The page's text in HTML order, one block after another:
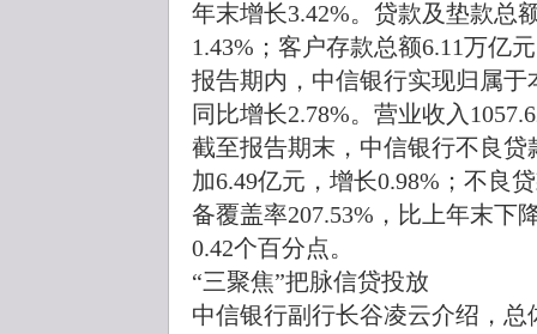
年末增长3.42%。贷款及垫款总
1.43%；客户存款总额6.11万亿
报告期内，中信银行实现归属于
同比增长2.78%。营业收入
截至报告期末，中信银行不良贷
加6.49亿元，增长0.98%；不良
备覆盖率207.53%，比上年末下
0.42个百分点。
“三聚焦”把脉信贷投放
中信银行副行长谷凌云介绍，